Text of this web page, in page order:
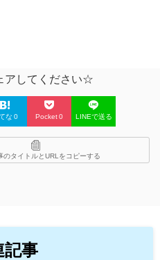
アしてください☆
な 0 Pocket0 LINEで送る
のタイトルとURLをコピーする
記事